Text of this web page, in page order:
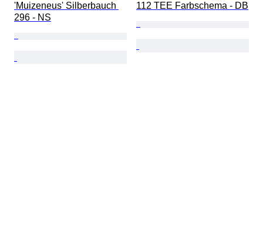
'Muizeneus' Silberbauch
296 - NS
112 TEE Farbschema - DB